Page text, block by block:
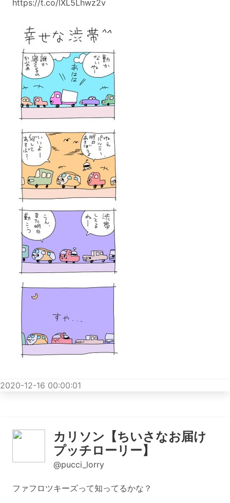
https://t.co/lXL5Lhwz2v
2020-12-16 00:00:01
カリソン【ちいさなお届け
プッチローリー】
@pucci_lorry
ファフロツキーズって知ってるかな？